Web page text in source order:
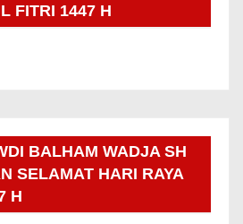
FITRI 1447 H
BALHAM WADJA SH
SELAMAT HARI RAYA
H